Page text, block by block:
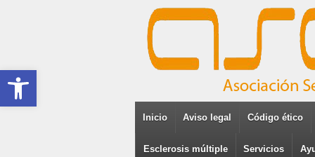
Abrir barra de herramientas
Inicio Aviso legal Código ético
Esclerosis múltiple Servicios